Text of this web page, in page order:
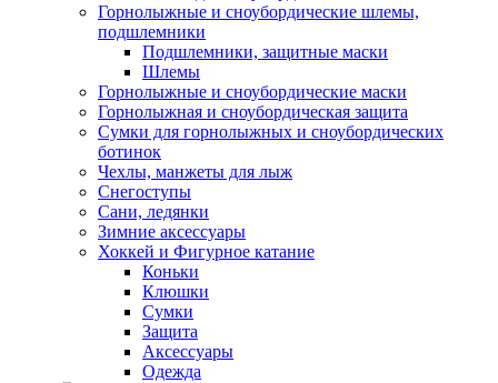
Горнолыжные и сноубордические шлемы,
подшлемники
Подшлемники, защитные маски
Шлемы
Горнолыжные и сноубордические маски
Горнолыжная и сноубордическая защита
Сумки для горнолыжных и сноубордических
ботинок
Чехлы, манжеты для лыж
Снегоступы
Сани, ледянки
Зимние аксессуары
Хоккей и Фигурное катание
Коньки
Клюшки
Сумки
Защита
Аксессуары
Одежда